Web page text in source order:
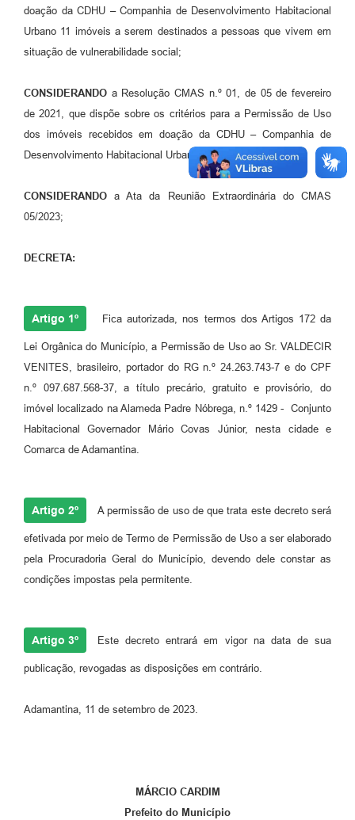
doação da CDHU – Companhia de Desenvolvimento Habitacional
Urbano 11 imóveis a serem destinados a pessoas que vivem em
situação de vulnerabilidade social;
CONSIDERANDO a Resolução CMAS n.º 01, de 05 de fevereiro
de 2021, que dispõe sobre os critérios para a Permissão de Uso
dos imóveis recebidos em doação da CDHU – Companhia de
Desenvolvimento Habitacional Urbana;
CONSIDERANDO a Ata da Reunião Extraordinária do CMAS
05/2023;
DECRETA:
Artigo 1º Fica autorizada, nos termos dos Artigos 172 da
Lei Orgânica do Município, a Permissão de Uso ao Sr. VALDECIR
VENITES, brasileiro, portador do RG n.º 24.263.743-7 e do CPF
n.º 097.687.568-37, a título precário, gratuito e provisório, do
imóvel localizado na Alameda Padre Nóbrega, n.º 1429 - Conjunto
Habitacional Governador Mário Covas Júnior, nesta cidade e
Comarca de Adamantina.
Artigo 2º A permissão de uso de que trata este decreto será
efetivada por meio de Termo de Permissão de Uso a ser elaborado
pela Procuradoria Geral do Município, devendo dele constar as
condições impostas pela permitente.
Artigo 3º Este decreto entrará em vigor na data de sua
publicação, revogadas as disposições em contrário.
Adamantina, 11 de setembro de 2023.
MÁRCIO CARDIM
Prefeito do Município